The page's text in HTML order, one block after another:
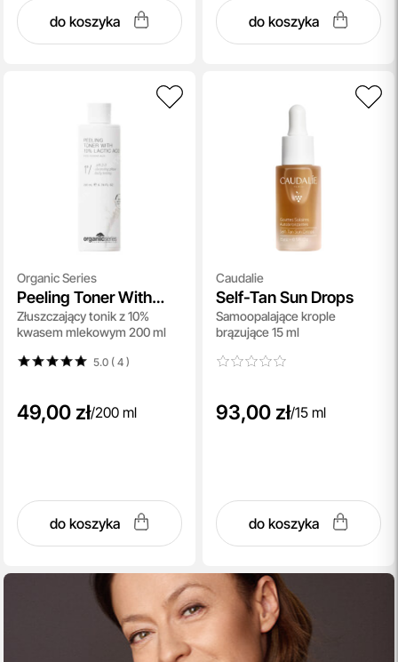
do koszyka do koszyka
Organic Series
Peeling Toner With
10% Acid
Złuszczający tonik z 10%
kwasem mlekowym 200 ml
5.0 ( 4)
49,00 zł/200 ml
do koszyka
Caudalie
Self-Tan Sun Drops
Samoopalające krople
brązujące 15 ml
93,00 zł/15 ml
do koszyka